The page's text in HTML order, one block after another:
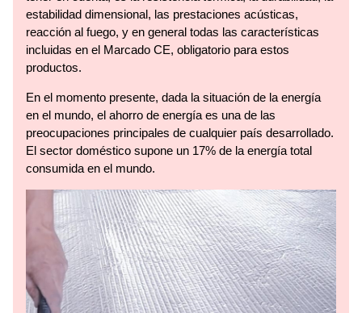
estabilidad dimensional, las prestaciones acústicas,
reacción al fuego, y en general todas las características
incluidas en el Marcado CE, obligatorio para estos
productos.
En el momento presente, dada la situación de la energía
en el mundo, el ahorro de energía es una de las
preocupaciones principales de cualquier país desarrollado.
El sector doméstico supone un 17% de la energía total
consumida en el mundo.